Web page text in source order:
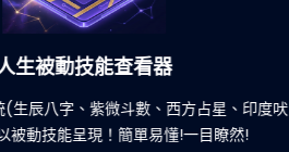
六合彩發達神器
萬個低概率中獎組合，提高中獎率